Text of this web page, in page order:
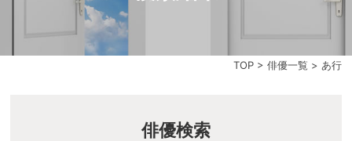
TOP> 俳優一覧 > あ行
俳優検索